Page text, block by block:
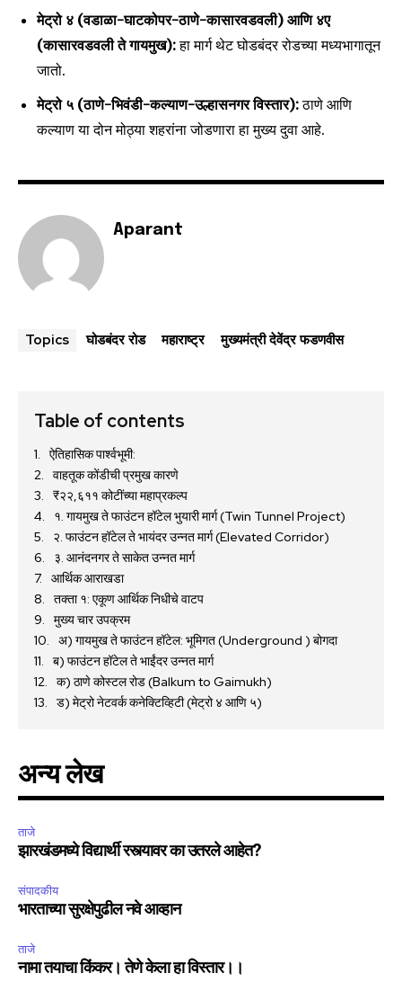
मेट्रो ४ (वडाळा-घाटकोपर-ठाणे-कासारवडवली) आणि ४ए
(कासारवडवली ते गायमुख):हा मार्ग थेट घोडबंदर रोडच्या मध्यभागातून
जातो.
मेट्रो ५ (ठाणे-भिवंडी-कल्याण-उल्हासनगर विस्तार):ठाणे आणि
कल्याण या दोन मोठ्या शहरांना जोडणारा हा मुख्य दुवा आहे.
Aparant
Topics घोडबंदर रोड महाराष्ट्र मुख्यमंत्री देवेंद्र फडणवीस
Table of contents
ऐतिहासिक पार्श्वभूमी:
वाहतूक कोंडीची प्रमुख कारणे
₹२२,६११ कोटींच्या महाप्रकल्प
१. गायमुख ते फाउंटन हॉटेल भुयारी मार्ग (Twin Tunnel Project)
२. फाउंटन हॉटेल ते भायंदर उन्नत मार्ग (Elevated Corridor)
३. आनंदनगर ते साकेत उन्नत मार्ग
आर्थिक आराखडा
तक्ता १: एकूण आर्थिक निधीचे वाटप
मुख्य चार उपक्रम
अ) गायमुख ते फाउंटन हॉटेल: भूमिगत (Underground ) बोगदा
ब) फाउंटन हॉटेल ते भाईंदर उन्नत मार्ग
क) ठाणे कोस्टल रोड (Balkum to Gaimukh)
ड) मेट्रो नेटवर्क कनेक्टिव्हिटी (मेट्रो ४ आणि ५)
अन्य लेख
ताजे
झारखंडमध्ये विद्यार्थी रस्त्यावर का उतरले आहेत?
संपादकीय
भारताच्या सुरक्षेपुढील नवे आव्हान
ताजे
नामा तयाचा किंकर। तेणे केला हा विस्तार।।